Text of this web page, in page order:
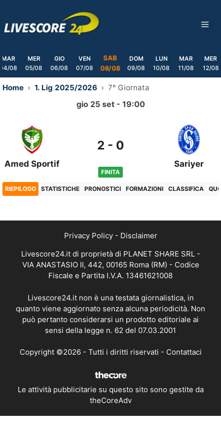
content
MAR
04/08
MER
05/08
GIO
06/08
VEN
07/08
SAB
08/08
DOM
09/08
LUN
10/08
MAR
11/08
MER
12/08
Home 1. Lig 2025/2026 7° Giornata
gio 25 set - 19:00
Amed Sportif
2 - 0
FINITA
Sariyer
RIEPILOGO STATISTICHE PRONOSTICI FORMAZIONI CLASSIFICA
Privacy Policy- Disclaimer
Livescore24.it di proprietà di PLANET SHARE SRL -
VIA ANASTASIO II, 442, 00165 Roma (RM) - Codice
Fiscale e Partita I.V.A. 13461621008
Livescore24.it non è una testata giornalistica, in
quanto viene aggiornato senza alcuna periodicità. Non
può pertanto considerarsi un prodotto editoriale ai
sensi della legge n. 62 del 07.03.2001
Copyright ©2026 - Tutti i diritti riservati - Contattaci
Le attività pubblicitarie su questo sito sono gestite da
theCoreAdv